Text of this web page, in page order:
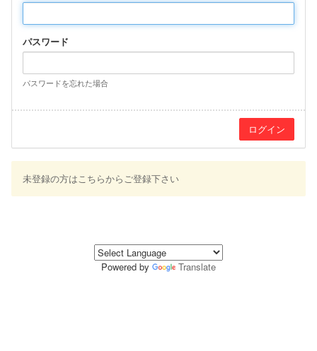
パスワード
パスワードを忘れた場合
未登録の方はこちらからご登録下さい
Powered by Translate